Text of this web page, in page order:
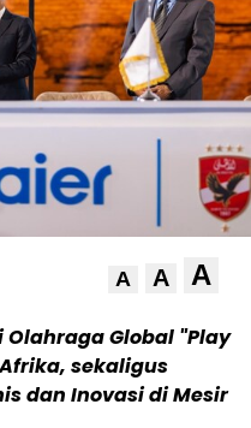
A A A
Global "Play
sekaligus
dan Inovasi di Mesir